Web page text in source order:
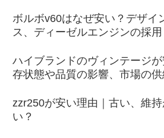
ボルボv60はなぜ安い？デザイ
ス、ディーゼルエンジンの採用
ハイブランドのヴィンテージ
存状態や品質の影響、市場の供
zzr250が安い理由｜古い、維
い？